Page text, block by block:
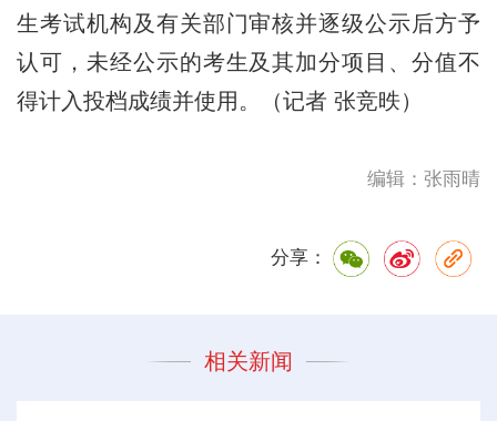
生考试机构及有关部门审核并逐级公示后方予
认可，未经公示的考生及其加分项目、分值不
得计入投档成绩并使用。（记者 张竞昳）
编辑：张雨晴
分享：
相关新闻